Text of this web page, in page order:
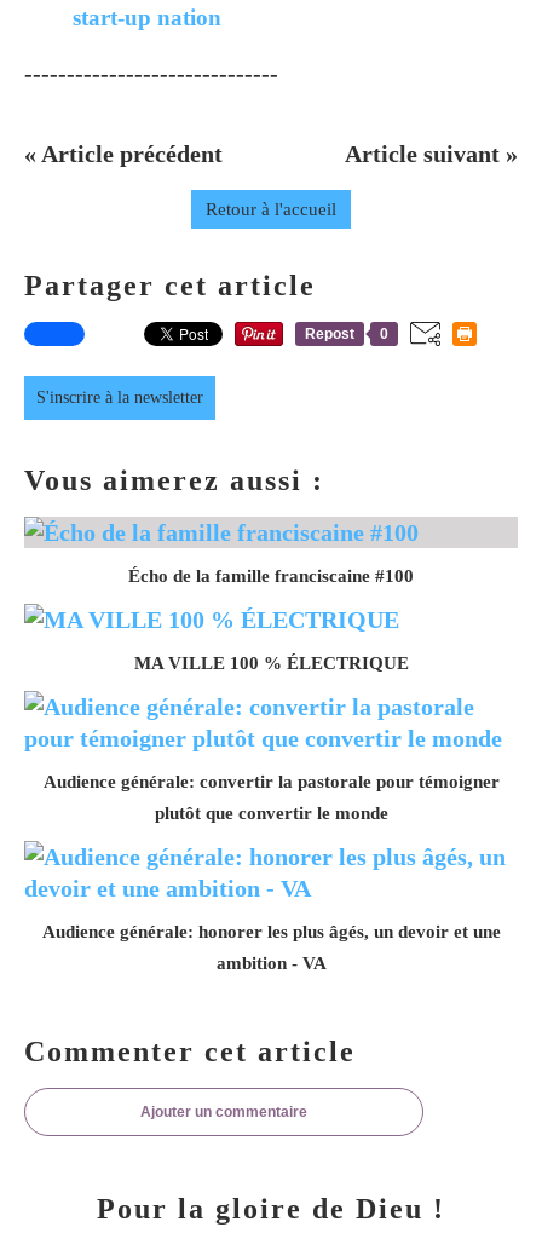
start-up nation
------------------------------
« Article précédent Article suivant »
Retour à l'accueil
Partager cet article
Repost 0
S'inscrire à la newsletter
Vous aimerez aussi :
Écho de la famille franciscaine #100
MA VILLE 100 % ÉLECTRIQUE
Audience générale: convertir la pastorale pour témoigner
plutôt que convertir le monde
Audience générale: honorer les plus âgés, un devoir et une
ambition - VA
Commenter cet article
Ajouter un commentaire
Pour la gloire de Dieu !